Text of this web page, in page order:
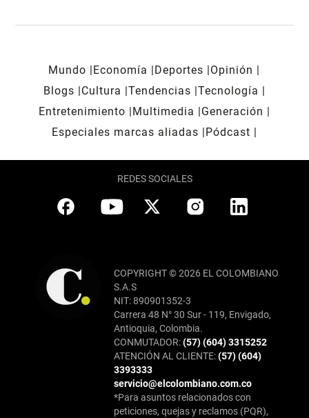
Mundo Economía Deportes
Opinión
Blogs
Cultura Tendencias Tecnología
Entretenimiento
Multimedia
Generación
Especiales marcas aliadas
Pódcast
REDES SOCIALES
COPYRIGHT © 2026 EL COLOMBIANO
S.A.S
NIT: 890901352-3
Carrera 48 N° 30 Sur - 119, Envigado,
Antioquia, Colombia.
CONMUTADOR:(57) (604) 3315252
ATENCIÓN AL CLIENTE:(57) (604)
3393333
servicio@elcolombiano.com.co
*Para asuntos relacionados con
peticiones, quejas y reclamos (PQR),